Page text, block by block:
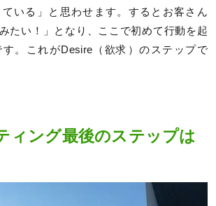
いる」と思わせます。するとお客さん
たい！」となり、ここで初めて行動を起
。これがDesire（欲求）のステップで
ィング最後のステップは